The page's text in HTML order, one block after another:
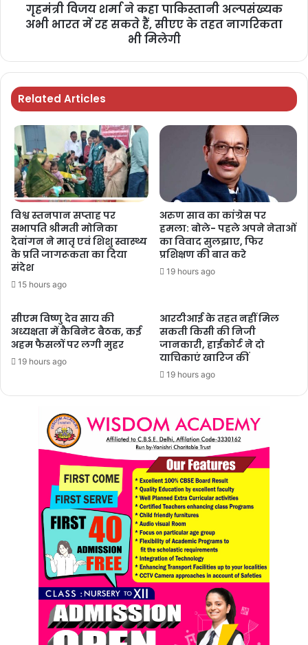
गृहमंत्री विजय शर्मा ने कहा पाकिस्तानी अल्पसंख्यक
अभी भारत में रह सकते हैं, सीएए के तहत नागरिकता
भी मिलेगी
Related Articles
विश्व स्तनपान सप्ताह पर
सभापति श्रीमती मोनिका
देवांगन ने मातृ एवं शिशु स्वास्थ्य
के प्रति जागरूकता का दिया
संदेश
15 hours ago
अरुण साव का कांग्रेस पर
हमला: बोले- पहले अपने नेताओं
का विवाद सुलझाए, फिर
प्रशिक्षण की बात करे
19 hours ago
सीएम विष्णु देव साय की
अध्यक्षता में कैबिनेट बैठक, कई
अहम फैसलों पर लगी मुहर
19 hours ago
आरटीआई के तहत नहीं मिल
सकती किसी की निजी
जानकारी, हाईकोर्ट ने दो
याचिकाएं खारिज कीं
19 hours ago